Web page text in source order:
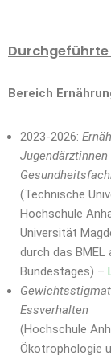
Bereich
2023-2026:
(Technische
Hochschule
Universität
durch das
Bundestages) –
Essverhalten
(Hochschule
Ökotrophologie